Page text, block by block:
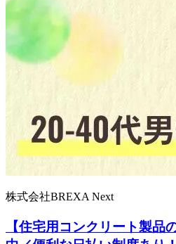
株式会社BREXA Next
【住宅用コンクリート製